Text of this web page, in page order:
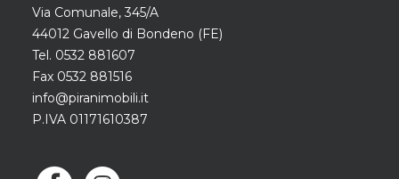
Via Comunale, 345/A
44012 Gavello di Bondeno (FE)
Tel. 0532 881607
Fax 0532 881516
info@piranimobili.it
P.IVA 01171610387